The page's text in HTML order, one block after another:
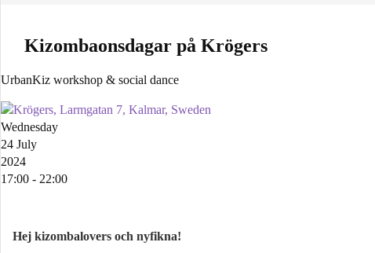
Kizombaonsdagar på Krögers
UrbanKiz workshop & social dance
Krögers, Larmgatan 7, Kalmar, Sweden
Wednesday
24 July
2024
17:00 - 22:00
Hej kizombalovers och nyfikna!